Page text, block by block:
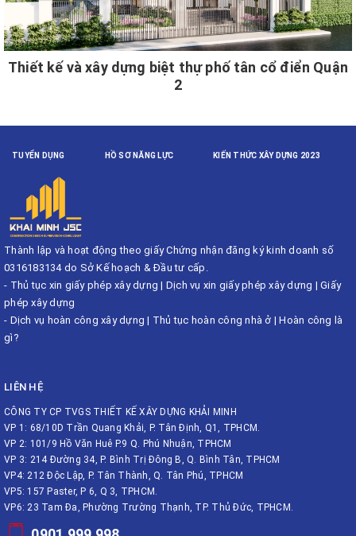
Thiết kế và xây dựng biệt thự phố tân cổ điển Quận
2
TUYỂN DỤNG HỒ SƠ NĂNG LỰC KIẾN THỨC XÂY DỰNG 2023
Thành lập và hoạt động theo giấy Chứng nhận đăng ký kinh doanh số
0316183134 do Sở Kế hoạch & Đầu tư cấp.
- Thủ tục xin giấy phép xây dựng | Dịch vụ xin giấy phép xây dựng | Giấy
phép xây dựng
- Dịch vụ hoàn công xây dựng | Thủ tục hoàn công nhà ở |Hoàn công là
gì?
LIÊN HỆ
CÔNG TY CP TVGS THIẾT KẾ XÂY DỰNG KHẢI MINH
VP 1: 68/10D Trần Quang Khải, P. Tân Định, Q1, TPHCM.
VP 2: 101/9 Hồ Văn Huê P.9 Q. Phú Nhuận, TPHCM
VP 3: 214 Đường 34, P. Bình Trị Đông B, Q. Bình Tân, TPHCM
VP4: 212 Độc Lập, P. Tân Thành, Q. Tân Phú, TPHCM
VP5: 157 Paster, P 6, Q 3, TPHCM.
VP6: 23 Tam Đa, Phường Trường Thạnh, TP. Thủ Đức, TPHCM.